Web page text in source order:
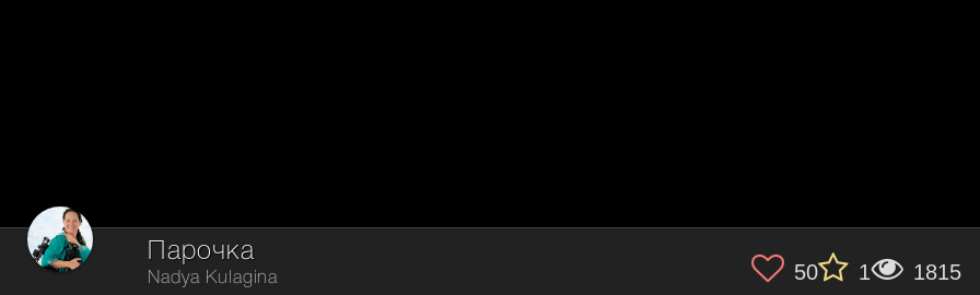
Парочка
Nadya Kulagina 50 1 1815